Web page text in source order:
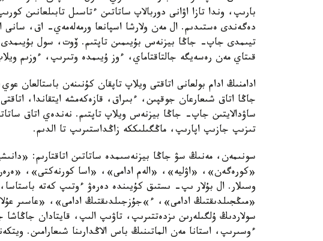
بارىپ، وندا تازا اۋانى دوربالاپ ساتاتىن ءتاسىل تابىلعانىن
دەگەندى ەستىدىم. ال مەن ولارشا اسپانعا ورمەلەمەي- اق، سانى
تيىمدى جاپ- جاڭا بيزنەس بۇيىمىن تاپتىم. ۆوت، سول بۇيىمدى
قىتاي مەن رەسەيگە جالتاقتاماي، ءوز ۇيىمدە وتىرىپ، ءوزىم
ادامنىڭ ادام بولعانى اتاقتى ويلاپ تاپقان كۇنىنەن
جاڭا اتاق شىعارعان جوقپىن، ءبىراق، قازەكەمشە ايتقاندا،
ساۋدالايتىن جاپ- جاڭا بيزنەس ويلاپ تاپتىم. نەندەي اتاق
تىزىپ جازىپ اپارىپ، ماڭگىلىككە زاڭداستىرىپ تا الدىم.
سونىمەن، مەنىڭ سۋ جاڭا بيزنەسىمدە ساتاتىن اتاقتارىم:
«كورەگەن»، «اۋليە»، «الەم ادامى»، «اسا كورنەكتى»،
وسىلار. ال بۇلار ىپ- ىستىق كۇيىندە دەرەۋ ءوتىپ كەتە
«مىڭجىلدىقتىڭ ادامى»، ء»جۇزجىلدىقتىڭ ادامى»، «عاسىر
سولاردىڭ ۇلگىلەرىن ىزدەتتىرىپ، تاۋىپ الىپ، قايتادان
ءوسىرىپ، استانا مەن الماتىنىڭ باس الاڭدارىنا شىعارامىن.